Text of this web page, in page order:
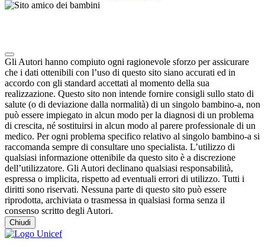
Gli Autori hanno compiuto ogni ragionevole sforzo per assicurare
che i dati ottenibili con l’uso di questo sito siano accurati ed in
accordo con gli standard accettati al momento della sua
realizzazione. Questo sito non intende fornire consigli sullo stato di
salute (o di deviazione dalla normalità) di un singolo bambino-a, non
può essere impiegato in alcun modo per la diagnosi di un problema
di crescita, né sostituirsi in alcun modo al parere professionale di un
medico. Per ogni problema specifico relativo al singolo bambino-a si
raccomanda sempre di consultare uno specialista. L’utilizzo di
qualsiasi informazione ottenibile da questo sito è a discrezione
dell’utilizzatore. Gli Autori declinano qualsiasi responsabilità,
espressa o implicita, rispetto ad eventuali errori di utilizzo. Tutti i
diritti sono riservati. Nessuna parte di questo sito può essere
riprodotta, archiviata o trasmessa in qualsiasi forma senza il
consenso scritto degli Autori.
Chiudi